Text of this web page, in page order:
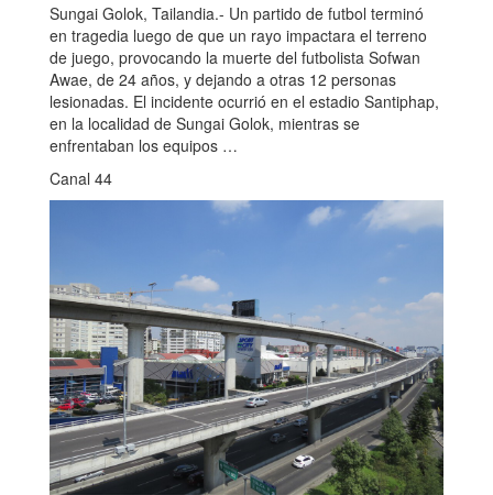
Sungai Golok, Tailandia.- Un partido de futbol terminó
en tragedia luego de que un rayo impactara el terreno
de juego, provocando la muerte del futbolista Sofwan
Awae, de 24 años, y dejando a otras 12 personas
lesionadas. El incidente ocurrió en el estadio Santiphap,
en la localidad de Sungai Golok, mientras se
enfrentaban los equipos …
Canal 44